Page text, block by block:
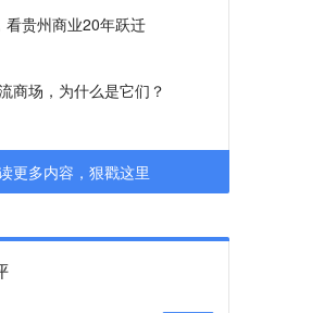
看贵州商业20年跃迁
商场，为什么是它们？
更多内容，狠戳这里